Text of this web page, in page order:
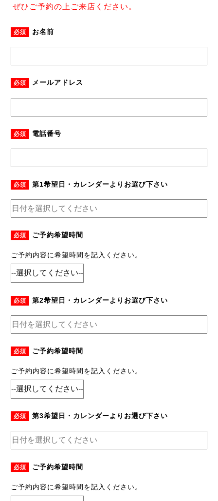
ぜひご予約の上ご来店ください。
必須 お名前
必須 メールアドレス
必須 電話番号
必須 第1希望日・カレンダーよりお選び下さい
必須 ご予約希望時間
ご予約内容に希望時間を記入ください。
必須 第2希望日・カレンダーよりお選び下さい
必須 ご予約希望時間
ご予約内容に希望時間を記入ください。
必須 第3希望日・カレンダーよりお選び下さい
必須 ご予約希望時間
ご予約内容に希望時間を記入ください。